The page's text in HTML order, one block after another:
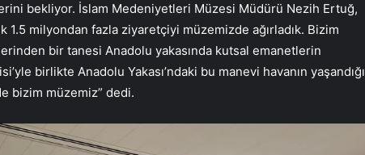
bekliyor. İslam Medeniyetleri Müzesi Müdürü Nezih Ertuğ,
1.5 milyondan fazla ziyaretçiyi müzemizde ağırladık. Bizim
bir tanesi Anadolu yakasında kutsal emanetlerin
birlikte Anadolu Yakası’ndaki bu manevi havanın yaşandığı
bizim müzemiz” dedi.